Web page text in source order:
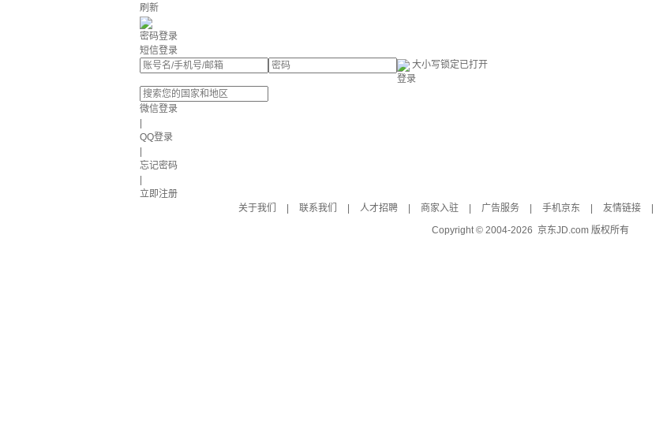
刷新
密码登录
短信登录
大小写锁定已打开
登录
微信登录
QQ登录
忘记密码
立即注册
关于我们
联系我们 人才招聘 商家入驻 广告服务 手机京东 友情链接
Copyright © 2004-2026 京东JD.com 版权所有